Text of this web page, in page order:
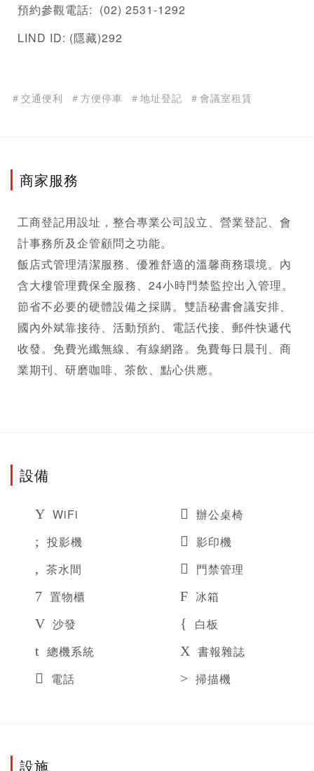
預約參觀電話:  (02) 2531-1292
LIND ID: (隱藏)292
＃交通便利 ＃方便停車 ＃地址登記 ＃會議室租賃
商家服務
工商登記用設址，整合專業公司設立、 營業登記 、會
計事務所及企管顧問之功能。
飯店式管理清潔服務、優雅舒適的溫馨商務環境。內
含大樓管理費保全服務、24小時門禁監控出入管理。
節省不必要的硬體設備之採購。雙語秘書會議安排、
國內外斌靠接待、活動預約、電話代接、郵件快遞代
收發。免費光纖無線、有線網路。免費每日晨刊、商
業期刊、研磨咖啡、茶飲、點心供應。
設備
WiFi
辦公桌椅
投影機
影印機
茶水間
門禁管理
置物櫃
冰箱
沙發
白板
總機系統
書報雜誌
電話
掃描機
設施